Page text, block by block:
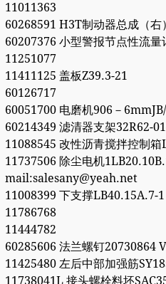
11011363
60268591 H3T制动器总成（右
60207376 小型警报节点性流
11251077
11411125 盖板Z39.3-21
60126717
60051700 电磨机906－
60214349 滤清器支架32R62-
11088545 改性沥青搅拌控制
11737506 除尘电机
mail:salesany@yeah.net
11008399 下支撑LB40.15A.7-1
11786768
11444782
60285606 法兰螺钉20730864
11425480 左后中部加强筋
11738041L 接头螺栓料坯